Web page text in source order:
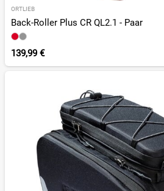
ORTLIEB
Back-Roller Plus CR QL2.1 - Paar
139,99 €